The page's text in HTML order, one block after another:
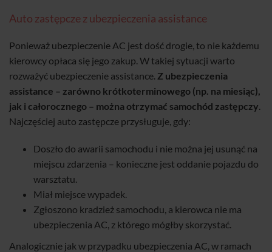
Auto zastępcze z ubezpieczenia assistance
Ponieważ ubezpieczenie AC jest dość drogie, to nie każdemu
kierowcy opłaca się jego zakup. W takiej sytuacji warto
rozważyć ubezpieczenie assistance. Z ubezpieczenia
assistance – zarówno krótkoterminowego (np. na miesiąc),
jak i całorocznego – można otrzymać samochód zastępczy.
Najczęściej auto zastępcze przysługuje, gdy:
Doszło do awarii samochodu i nie można jej usunąć na
miejscu zdarzenia – konieczne jest oddanie pojazdu do
warsztatu.
Miał miejsce wypadek.
Zgłoszono kradzież samochodu, a kierowca nie ma
ubezpieczenia AC, z którego mógłby skorzystać.
Analogicznie jak w przypadku ubezpieczenia AC, w ramach